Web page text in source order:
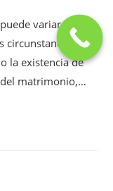
variar
circunstancias
la existencia de
matrimonio,…